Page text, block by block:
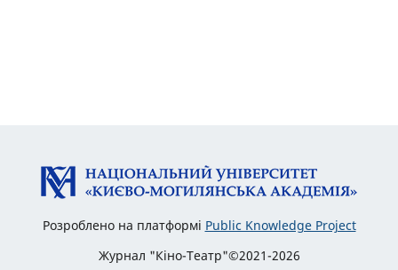
Розроблено на платформі Public Knowledge Project
Журнал "Кіно-Театр"©2021-2026